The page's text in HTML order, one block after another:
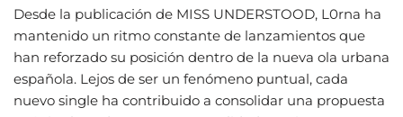
Desde la publicación de MISS UNDERSTOOD, L0rna ha
mantenido un ritmo constante de lanzamientos que
han reforzado su posición dentro de la nueva ola urbana
española. Lejos de ser un fenómeno puntual, cada
nuevo single ha contribuido a consolidar una propuesta